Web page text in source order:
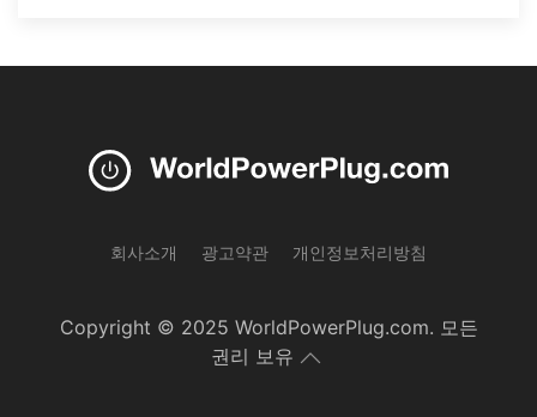
회사소개 광고약관 개인정보처리방침
Copyright © 2025 WorldPowerPlug.com. 모든
권리 보유